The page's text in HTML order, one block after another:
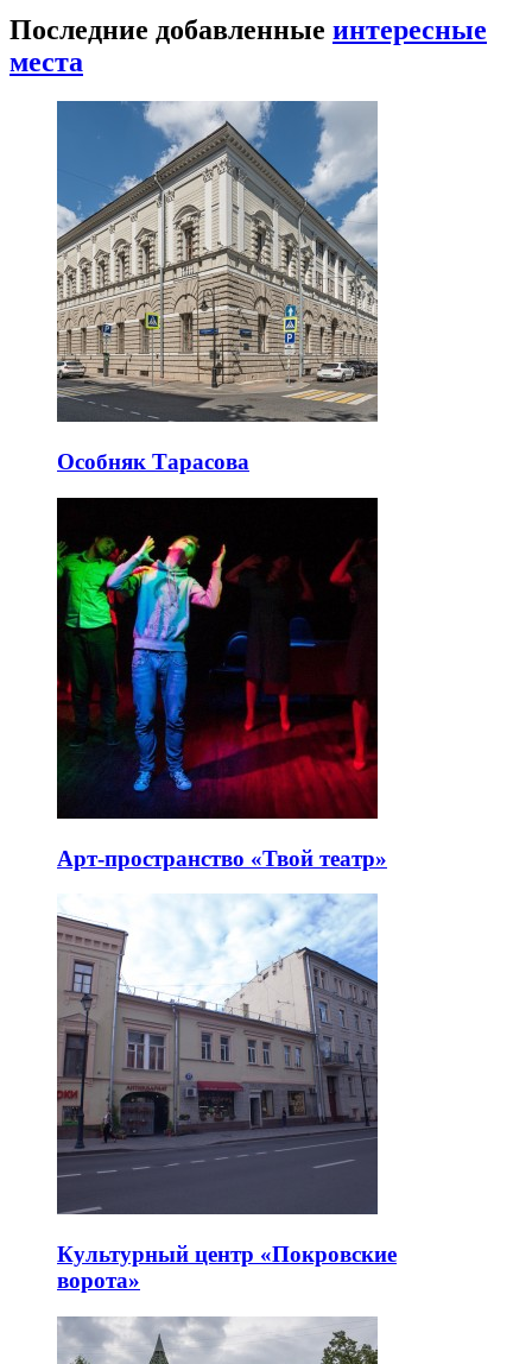
Последние добавленные интересные
места
Особняк Тарасова
Арт-пространство «Твой театр»
Культурный центр «Покровские
ворота»